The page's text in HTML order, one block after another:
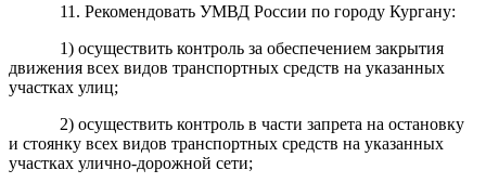
11. Рекомендовать УМВД России по городу Кургану:
1) осуществить контроль за обеспечением закрытия
движения всех видов транспортных средств на указанных
участках улиц;
2) осуществить контроль в части запрета на остановку
и стоянку всех видов транспортных средств на указанных
участках улично-дорожной сети;